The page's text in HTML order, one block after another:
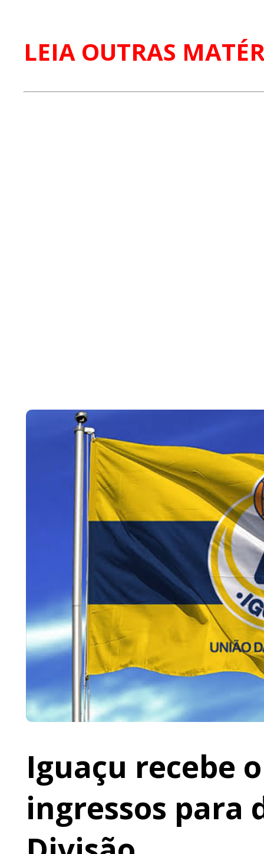
LEIA OUTRAS
Iguaçu recebe
ingressos para